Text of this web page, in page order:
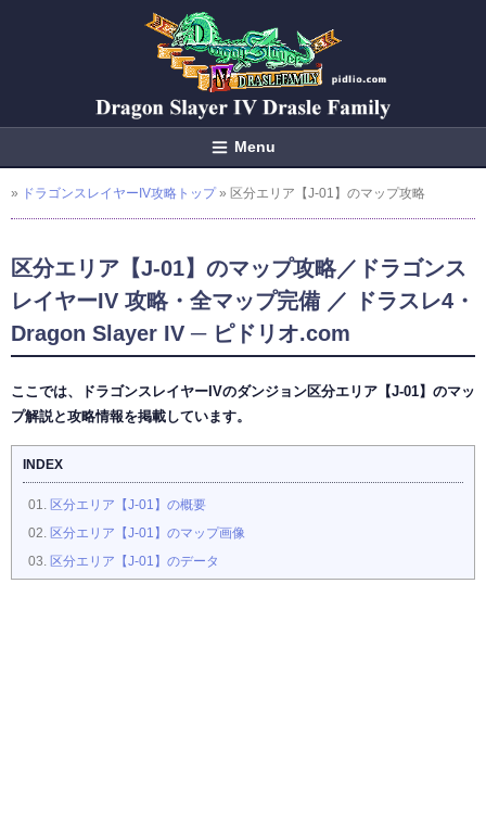
Menu
» ドラゴンスレイヤーIV攻略トップ» 区分エリア【J-01】のマップ攻略
区分エリア【J-01】のマップ攻略／ドラゴンス
レイヤーIV 攻略・全マップ完備 ／ ドラスレ4・
Dragon Slayer IV ─ ピドリオ.com
ここでは、ドラゴンスレイヤーIVのダンジョン区分エリア【J-01】のマッ
プ解説と攻略情報を掲載しています。
INDEX
区分エリア【J-01】の概要
区分エリア【J-01】のマップ画像
区分エリア【J-01】のデータ